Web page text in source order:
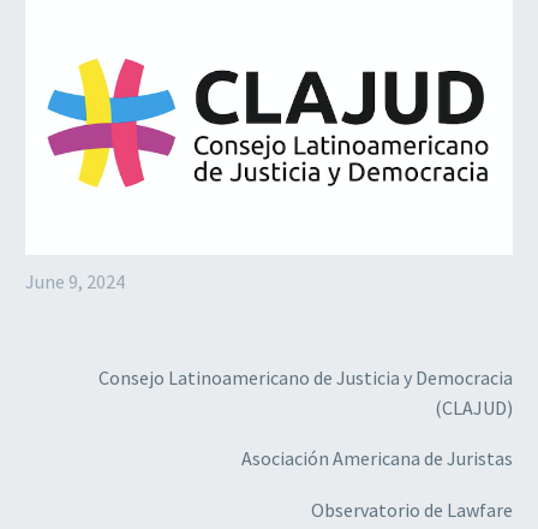
June 9, 2024
Consejo Latinoamericano de Justicia y Democracia
(CLAJUD)
Asociación Americana de Juristas
Observatorio de Lawfare